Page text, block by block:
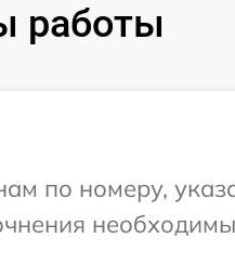
работы
по номеру,